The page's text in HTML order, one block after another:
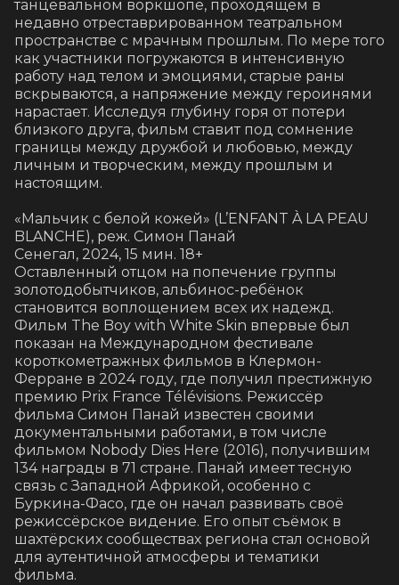
танцевальном воркшопе, проходящем в
недавно отреставрированном театральном
пространстве с мрачным прошлым. По мере того
как участники погружаются в интенсивную
работу над телом и эмоциями, старые раны
вскрываются, а напряжение между героинями
нарастает. Исследуя глубину горя от потери
близкого друга, фильм ставит под сомнение
границы между дружбой и любовью, между
личным и творческим, между прошлым и
настоящим.
«Мальчик с белой кожей» (L’ENFANT À LA PEAU
BLANCHE), реж. Симон Панай
Сенегал, 2024, 15 мин. 18+
Оставленный отцом на попечение группы
золотодобытчиков, альбинос-ребёнок
становится воплощением всех их надежд.
Фильм The Boy with White Skin впервые был
показан на Международном фестивале
короткометражных фильмов в Клермон-
Ферране в 2024 году, где получил престижную
премию Prix France Télévisions. Режиссёр
фильма Симон Панай известен своими
документальными работами, в том числе
фильмом Nobody Dies Here (2016), получившим
134 награды в 71 стране. Панай имеет тесную
связь с Западной Африкой, особенно с
Буркина-Фасо, где он начал развивать своё
режиссёрское видение. Его опыт съёмок в
шахтёрских сообществах региона стал основой
для аутентичной атмосферы и тематики
фильма.